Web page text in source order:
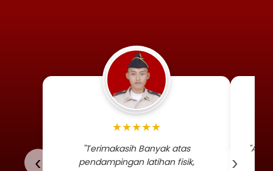
‹
Foto profil siswa
★★★★★
"Terimakasih Banyak atas
pendampingan latihan fisik,
›